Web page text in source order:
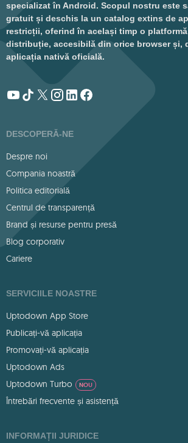
specializat în Android. Scopul nostru este
gratuit și deschis la un catalog extins de
restricții, oferind în același timp o
distribuție, accesibilă din orice browser și,
aplicația nativă oficială.
DESCOPERĂ-NE
Despre noi
Compania noastră
Politica editorială
Centrul de transparență
Brand și resurse pentru presă
Blog corporativ
Cariere
SERVICIILE NOASTRE
Uptodown App Store
Publicați-vă aplicația
Promovați-vă aplicația
Uptodown Ads
Uptodown Turbo
NOU
Întrebări frecvente și asistență
INFORMAȚII JURIDICE